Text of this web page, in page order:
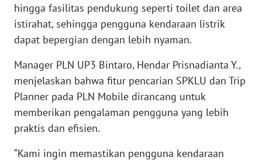
hingga fasilitas pendukung seperti toilet dan area
istirahat, sehingga pengguna kendaraan listrik
dapat bepergian dengan lebih nyaman.
Manager PLN UP3 Bintaro, Hendar Prisnadianta Y.,
menjelaskan bahwa fitur pencarian SPKLU dan Trip
Planner pada PLN Mobile dirancang untuk
memberikan pengalaman pengguna yang lebih
praktis dan efisien.
“Kami ingin memastikan pengguna kendaraan
SUMSEL
WN
WN
LAMPUNG
WN